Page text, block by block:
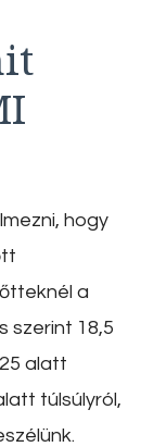
hogy
a
szerint 18,5
alatt
túlsúlyról,